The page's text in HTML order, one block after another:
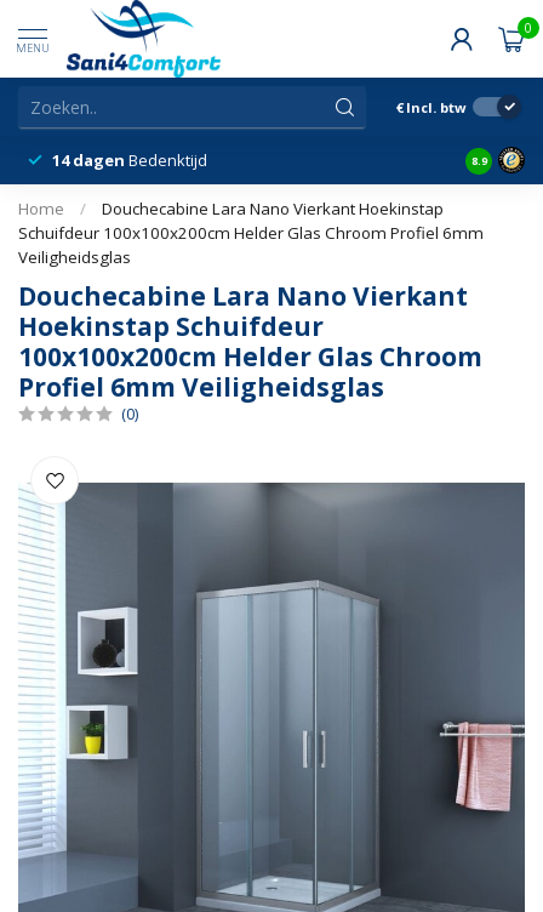
MENU
0
€ Incl. btw
14 dagen Bedenktijd Snelle
8.9
Home /
Douchecabine Lara Nano Vierkant Hoekinstap
Schuifdeur 100x100x200cm Helder Glas Chroom Profiel 6mm
Veiligheidsglas
Douchecabine Lara Nano Vierkant
Hoekinstap Schuifdeur
100x100x200cm Helder Glas Chroom
Profiel 6mm Veiligheidsglas
(0)